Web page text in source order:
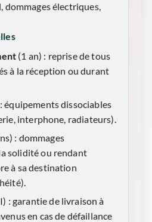
dommages électriques,
(1 an) : reprise de tous
à la réception ou durant
équipements dissociables
interphone, radiateurs).
: dommages
solidité ou rendant
à sa destination
: garantie de livraison à
en cas de défaillance